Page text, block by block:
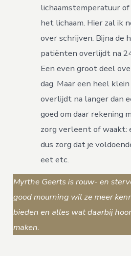
lichaamstemperatuur
het lichaam. Hier zal ik
over schrijven. Bijna de
patiënten overlijdt na
Een even groot deel
dag. Maar een heel
overlijdt na langer dan
goed om daar rekening
zorg verleent of waakt:
dus zorg dat je
eet etc.
Myrthe Geerts is rouw- en
good mourning wil ze meer
bieden en alles wat daarbij
maken.